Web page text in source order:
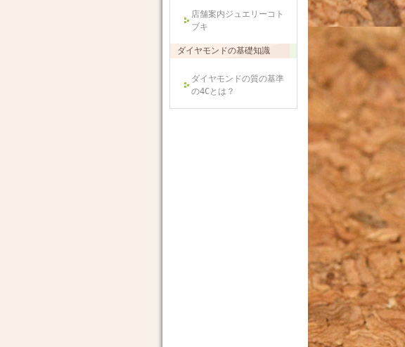
店舗案内ジュエリーコト
ブキ
ダイヤモンドの基礎知識
ダイヤモンドの質の基準
の4Cとは？